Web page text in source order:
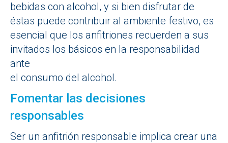
bebidas con alcohol, y si bien disfrutar de
éstas puede contribuir al ambiente festivo, es
esencial que los anfitriones recuerden a sus
invitados los básicos en la responsabilidad
ante
el consumo del alcohol.
Fomentar las decisiones
responsables
Ser un anfitrión responsable implica crear una